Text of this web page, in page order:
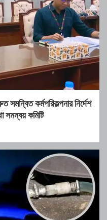
সমন্বিত কর্মপরিকল্পনার নির্দেশ
সমন্বয় কমিটি